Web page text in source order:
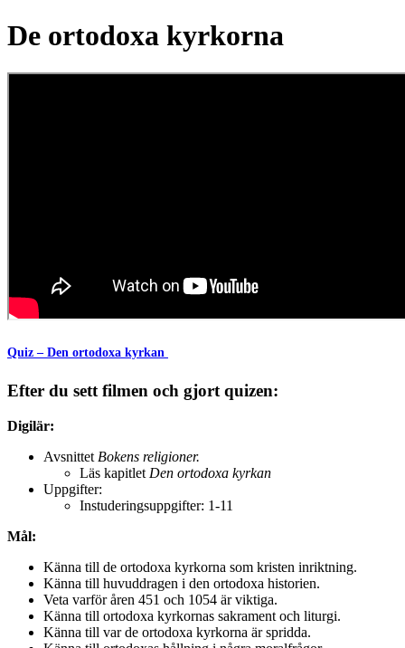
De ortodoxa kyrkorna
Quiz – Den ortodoxa kyrkan
Efter du sett filmen och gjort quizen:
Digilär:
Avsnittet Bokens religioner.
Läs kapitlet Den ortodoxa kyrkan
Uppgifter:
Instuderingsuppgifter: 1-11
Mål:
Känna till de ortodoxa kyrkorna som kristen inriktning.
Känna till huvuddragen i den ortodoxa historien.
Veta varför åren 451 och 1054 är viktiga.
Känna till ortodoxa kyrkornas sakrament och liturgi.
Känna till var de ortodoxa kyrkorna är spridda.